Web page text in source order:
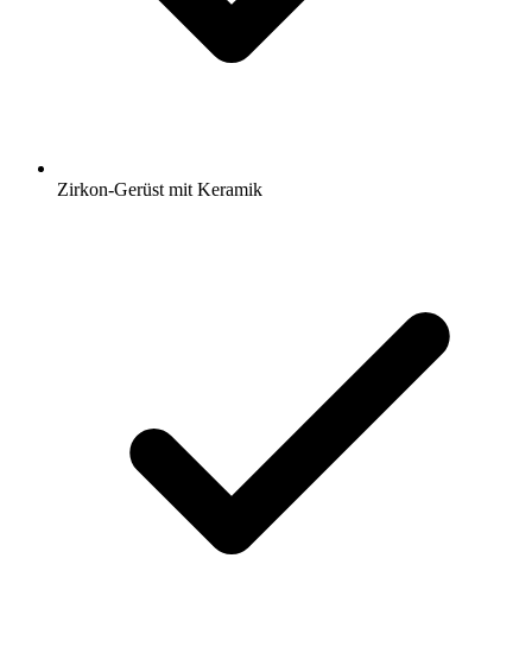
Zirkon-Gerüst mit Keramik